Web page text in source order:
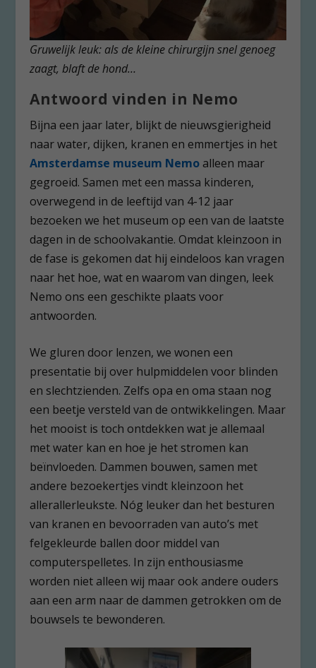
Gruwelijk leuk: als de kleine chirurgijn snel genoeg
zaagt, blaft de hond…
Antwoord vinden in Nemo
Bijna een jaar later, blijkt de nieuwsgierigheid
naar water, dijken, kranen en emmertjes in het
Amsterdamse museum Nemo alleen maar
gegroeid. Samen met een massa kinderen,
overwegend in de leeftijd van 4-12 jaar
bezoeken we het museum op een van de laatste
dagen in de schoolvakantie. Omdat kleinzoon in
de fase is gekomen dat hij eindeloos kan vragen
naar het hoe, wat en waarom van dingen, leek
Nemo ons een geschikte plaats voor
antwoorden.
We gluren door lenzen, we wonen een
presentatie bij over hulpmiddelen voor blinden
en slechtzienden. Zelfs opa en oma staan nog
een beetje versteld van de ontwikkelingen. Maar
het mooist is toch ontdekken wat je allemaal
met water kan en hoe je het stromen kan
beïnvloeden. Dammen bouwen, samen met
andere bezoekertjes vindt kleinzoon het
allerallerleukste. Nóg leuker dan het besturen
van kranen en bevoorraden van auto’s met
felgekleurde ballen door middel van
computerspelletes. In zijn enthousiasme
worden niet alleen wij maar ook andere ouders
aan een arm naar de dammen getrokken om de
bouwsels te bewonderen.